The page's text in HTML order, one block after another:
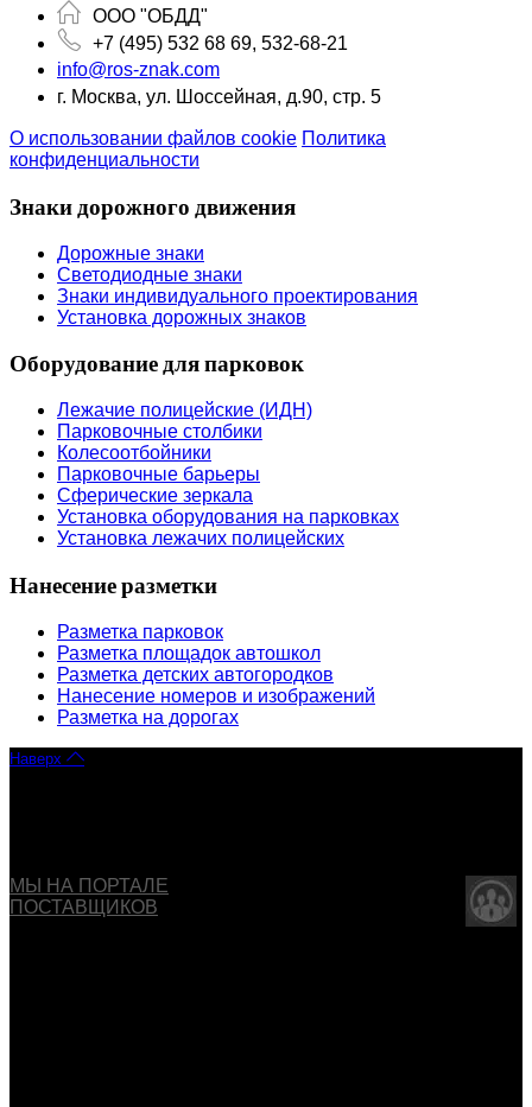
ООО "ОБДД"
+7 (495) 532 68 69, 532-68-21
info@ros-znak.com
г. Москва, ул. Шоссейная, д.90, стр. 5
О использовании файлов cookie Политика
конфиденциальности
Знаки дорожного движения
Дорожные знаки
Светодиодные знаки
Знаки индивидуального проектирования
Установка дорожных знаков
Оборудование для парковок
Лежачие полицейские (ИДН)
Парковочные столбики
Колесоотбойники
Парковочные барьеры
Сферические зеркала
Установка оборудования на парковках
Установка лежачих полицейских
Нанесение разметки
Разметка парковок
Разметка площадок автошкол
Разметка детских автогородков
Нанесение номеров и изображений
Разметка на дорогах
Наверх
МЫ НА ПОРТАЛЕ
ПОСТАВЩИКОВ